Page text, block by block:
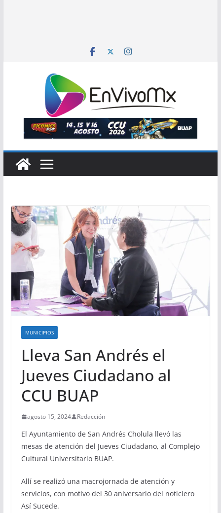
MUNICIPIOS
Lleva San Andrés el
Jueves Ciudadano al
CCU BUAP
agosto 15, 2024 Redacción
El Ayuntamiento de San Andrés Cholula llevó las
mesas de atención del Jueves Ciudadano, al Complejo
Cultural Universitario BUAP.
Allí se realizó una macrojornada de atención y
servicios, con motivo del 30 aniversario del noticiero
Así Sucede.